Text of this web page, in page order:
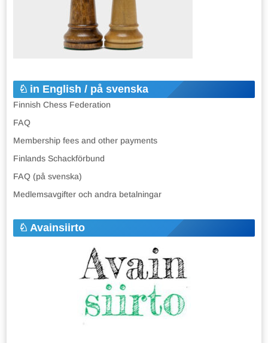
in English / på svenska
Finnish Chess Federation
FAQ
Membership fees and other payments
Finlands Schackförbund
FAQ (på svenska)
Medlemsavgifter och andra betalningar
Avainsiirto